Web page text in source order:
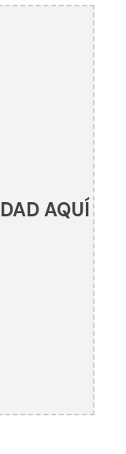
AQUÍ